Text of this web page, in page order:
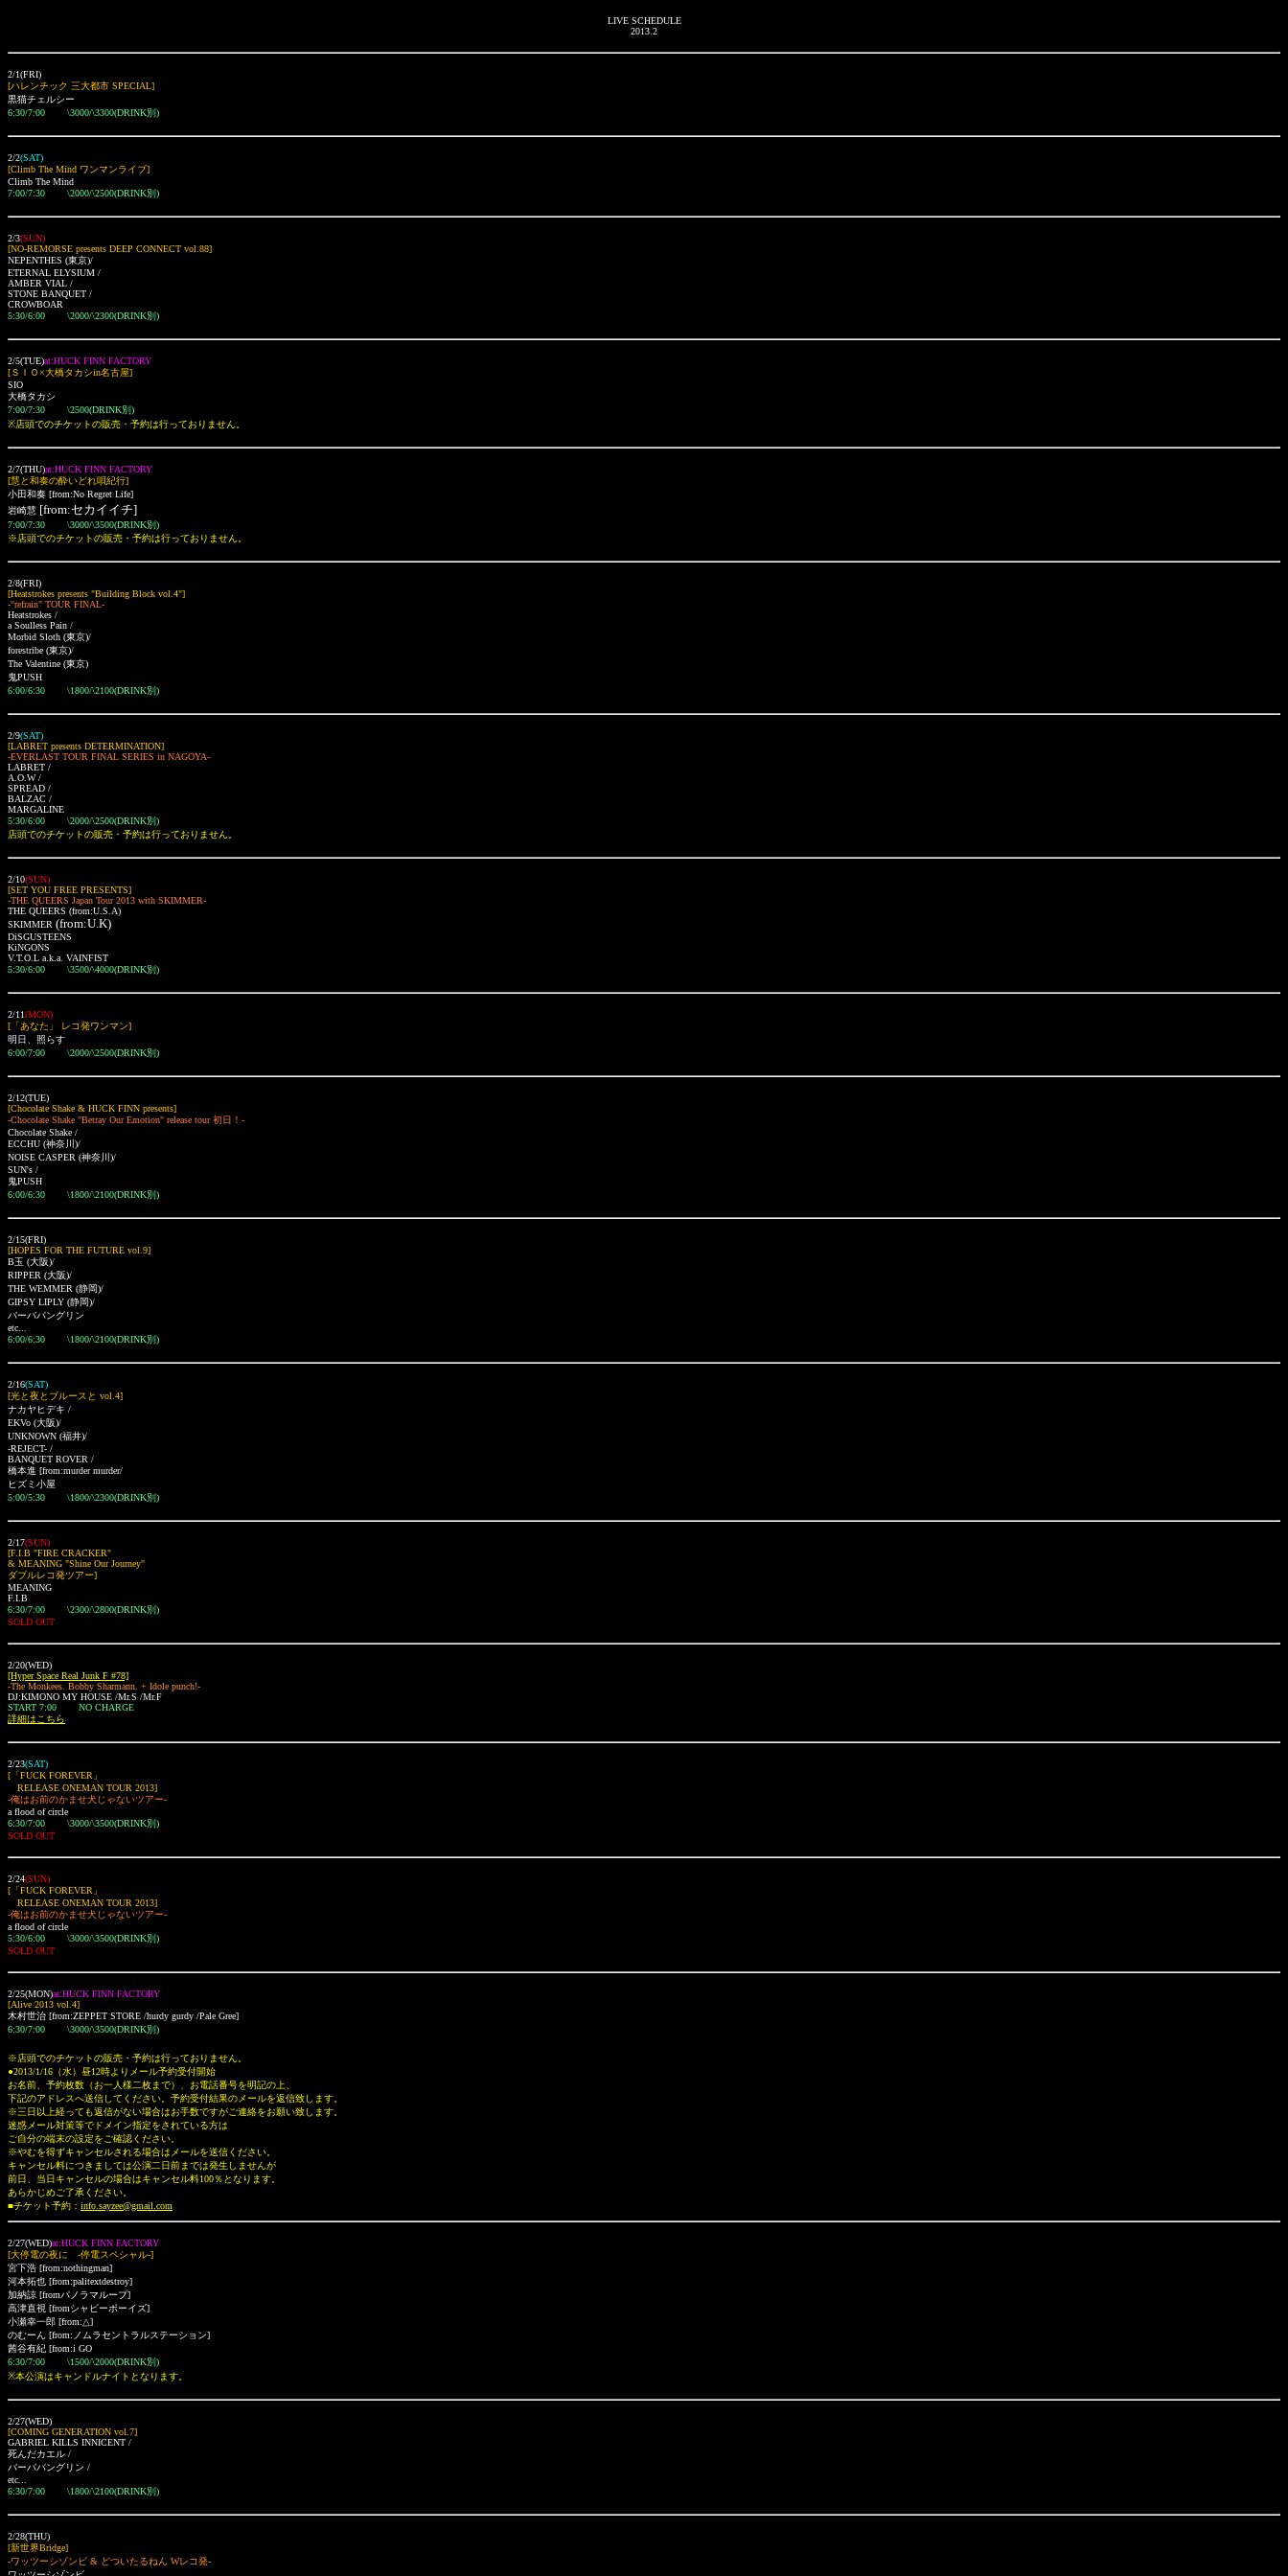
LIVE SCHEDULE
2013.2
2/1(FRI)
[ハレンチック 三大都市 SPECIAL]
黒猫チェルシー
6:30/7:00 \3000/\3300(DRINK別)
2/2(SAT)
[Climb The Mind ワンマンライブ]
Climb The Mind
7:00/7:30 \2000/\2500(DRINK別)
2/3(SUN)
[NO-REMORSE presents DEEP CONNECT vol.88]
NEPENTHES (東京)/
ETERNAL ELYSIUM /
AMBER VIAL /
STONE BANQUET /
CROWBOAR
5:30/6:00 \2000/\2300(DRINK別)
2/5(TUE)at:HUCK FINN FACTORY
[ＳＩＯ×大橋タカシin名古屋]
SIO
大橋タカシ
7:00/7:30 \2500(DRINK別)
※店頭でのチケットの販売・予約は行っておりません。
2/7(THU)at:HUCK FINN FACTORY
[慧と和奏の酔いどれ唄紀行]
小田和奏 [from:No Regret Life]
岩崎慧 [from:セカイイチ]
7:00/7:30 \3000/\3500(DRINK別)
※店頭でのチケットの販売・予約は行っておりません。
2/8(FRI)
[Heatstrokes presents "Building Block vol.4"]
-"refrain" TOUR FINAL-
Heatstrokes /
a Soulless Pain /
Morbid Sloth (東京)/
forestribe (東京)/
The Valentine (東京)
鬼PUSH
6:00/6:30 \1800/\2100(DRINK別)
2/9(SAT)
[LABRET presents DETERMINATION]
-EVERLAST TOUR FINAL SERIES in NAGOYA-
LABRET /
A.O.W /
SPREAD /
BALZAC /
MARGALINE
5:30/6:00 \2000/\2500(DRINK別)
店頭でのチケットの販売・予約は行っておりません。
2/10(SUN)
[SET YOU FREE PRESENTS]
-THE QUEERS Japan Tour 2013 with SKIMMER-
THE QUEERS (from:U.S.A)
SKIMMER (from:U.K)
DiSGUSTEENS
KiNGONS
V.T.O.L a.k.a. VAINFIST
5:30/6:00 \3500/\4000(DRINK別)
2/11(MON)
[「あなた」 レコ発ワンマン]
明日、照らす
6:00/7:00 \2000/\2500(DRINK別)
2/12(TUE)
[Chocolate Shake & HUCK FINN presents]
-Chocolate Shake "Betray Our Emotion" release tour 初日！-
Chocolate Shake /
ECCHU (神奈川)/
NOISE CASPER (神奈川)/
SUN's /
鬼PUSH
6:00/6:30 \1800/\2100(DRINK別)
2/15(FRI)
[HOPES FOR THE FUTURE vol.9]
B玉 (大阪)/
RIPPER (大阪)/
THE WEMMER (静岡)/
GIPSY LIPLY (静岡)/
バーバパングリン
etc...
6:00/6:30 \1800/\2100(DRINK別)
2/16(SAT)
[光と夜とブルースと vol.4]
ナカヤヒデキ /
EKVo (大阪)/
UNKNOWN (福井)/
-REJECT- /
BANQUET ROVER /
橋本進 [from:murder murder/
ヒズミ小屋
5:00/5:30 \1800/\2300(DRINK別)
2/17(SUN)
[F.I.B "FIRE CRACKER"
& MEANING "Shine Our Journey"
ダブルレコ発ツアー]
MEANING
F.I.B
6:30/7:00 \2300/\2800(DRINK別)
SOLD OUT
2/20(WED)
[Hyper Space Real Junk F #78]
-The Monkees. Bobby Sharmann. + Idole punch!-
DJ:KIMONO MY HOUSE /Mr.S /Mr.F
START 7:00 NO CHARGE
詳細はこちら
2/23(SAT)
[「FUCK FOREVER」
RELEASE ONEMAN TOUR 2013]
-俺はお前のかませ犬じゃないツアー-
a flood of circle
6:30/7:00 \3000/\3500(DRINK別)
SOLD OUT
2/24(SUN)
[「FUCK FOREVER」
RELEASE ONEMAN TOUR 2013]
-俺はお前のかませ犬じゃないツアー-
a flood of circle
5:30/6:00 \3000/\3500(DRINK別)
SOLD OUT
2/25(MON)at:HUCK FINN FACTORY
[Alive 2013 vol.4]
木村世治 [from:ZEPPET STORE /hurdy gurdy /Pale Gree]
6:30/7:00 \3000/\3500(DRINK別)
※店頭でのチケットの販売・予約は行っておりません。
●2013/1/16（水）昼12時よりメール予約受付開始
お名前、予約枚数（お一人様二枚まで）、お電話番号を明記の上、
下記のアドレスへ送信してください。予約受付結果のメールを返信致します。
※三日以上経っても返信がない場合はお手数ですがご連絡をお願い致します。
迷惑メール対策等でドメイン指定をされている方は
ご自分の端末の設定をご確認ください。
※やむを得ずキャンセルされる場合はメールを送信ください。
キャンセル料につきましては公演二日前までは発生しませんが
前日、当日キャンセルの場合はキャンセル料100％となります。
あらかじめご了承ください。
■チケット予約： info.sayzee@gmail.com
2/27(WED)at:HUCK FINN FACTORY
[大停電の夜に -停電スペシャル-]
宮下浩 [from:nothingman]
河本拓也 [from:palitextdestroy]
加納諒 [fromパノラマループ]
高津直視 [fromシャビーボーイズ]
小瀬幸一郎 [from:△]
のむーん [from:ノムラセントラルステーション]
茜谷有紀 [from:i GO
6:30/7:00 \1500/\2000(DRINK別)
※本公演はキャンドルナイトとなります。
2/27(WED)
[COMING GENERATION vol.7]
GABRIEL KILLS INNICENT /
死んだカエル /
バーバパングリン /
etc...
6:30/7:00 \1800/\2100(DRINK別)
2/28(THU)
[新世界Bridge]
-ワッツーシゾンビ & どついたるねん Wレコ発-